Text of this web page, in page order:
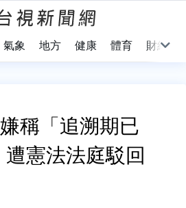
氣象 地方 健康 體育 財經
稱「追溯期已
憲法法庭駁回